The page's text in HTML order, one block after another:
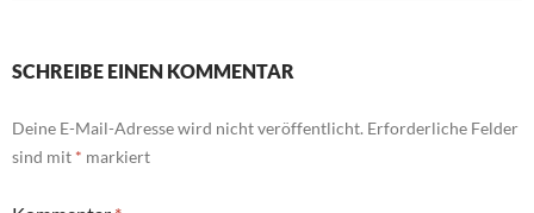
SCHREIBE EINEN KOMMENTAR
Deine E-Mail-Adresse wird nicht veröffentlicht. Erforderliche Felder
sind mit * markiert